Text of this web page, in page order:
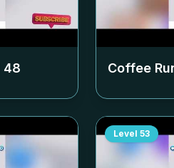
48 Coffee
Level 53